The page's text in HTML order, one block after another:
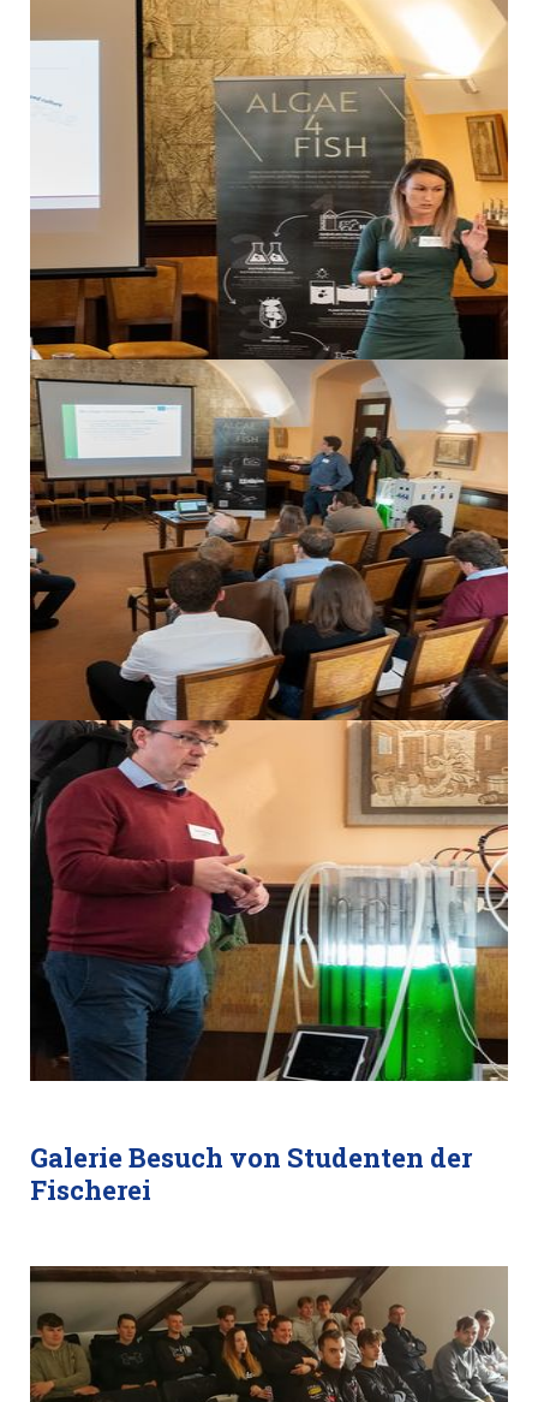
Galerie Besuch von Studenten der
Fischerei